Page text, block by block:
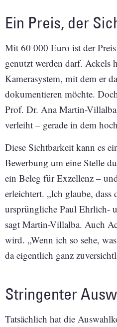
Ein Preis, der
Mit 60 000 Euro ist der
genutzt werden darf. Ackels
Kamerasystem, mit dem er
dokumentieren möchte.
Prof. Dr. Ana Martin-
verleiht – gerade in dem
Diese Sichtbarkeit kann es
Bewerbung um eine Stelle
ein Beleg für Exzellenz –
erleichtert. „Ich glaube,
ursprüngliche Paul Ehrlich-
sagt Martin-Villalba. Auch
wird. „Wenn ich so sehe,
da eigentlich ganz
Stringenter
Tatsächlich hat die